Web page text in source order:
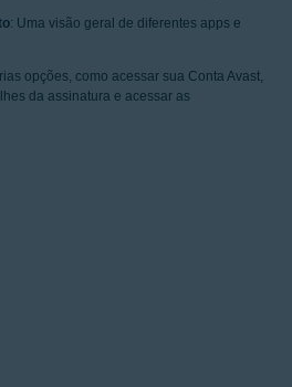
: Uma visão geral de diferentes apps e
opções, como acessar sua Conta Avast,
da assinatura e acessar as